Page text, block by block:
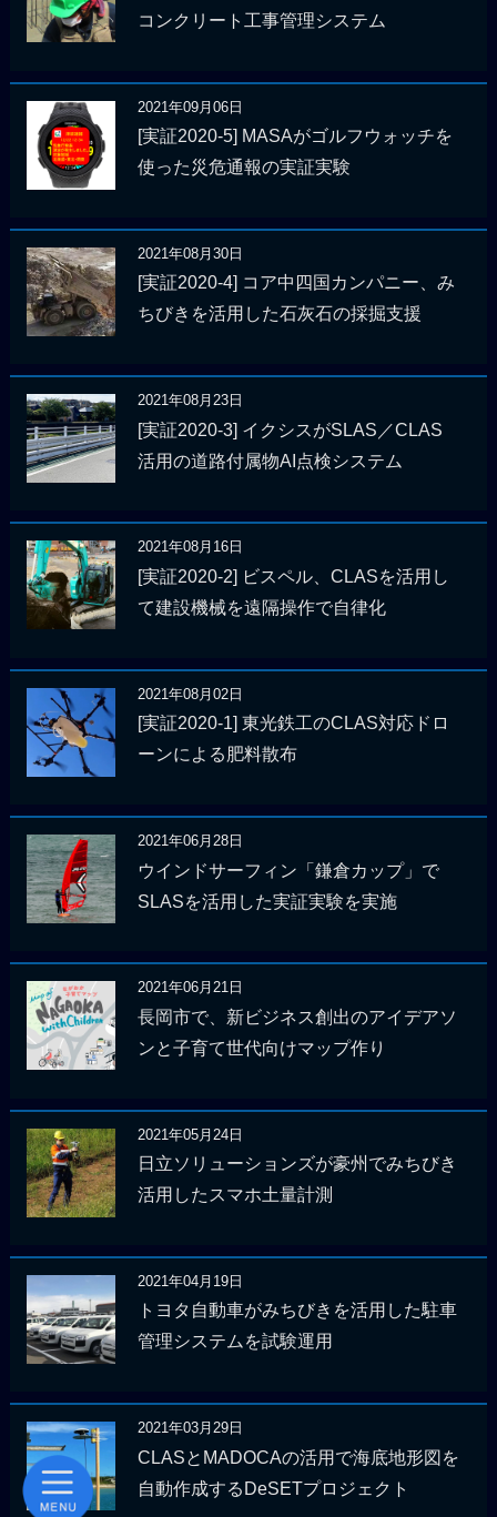
コンクリート工事管理システム
2021年09月06日
[実証2020-5] MASAがゴルフウォッチを
使った災危通報の実証実験
2021年08月30日
[実証2020-4] コア中四国カンパニー、み
ちびきを活用した石灰石の採掘支援
2021年08月23日
[実証2020-3] イクシスがSLAS／CLAS
活用の道路付属物AI点検システム
2021年08月16日
[実証2020-2] ビスペル、CLASを活用し
て建設機械を遠隔操作で自律化
2021年08月02日
[実証2020-1] 東光鉄工のCLAS対応ドロ
ーンによる肥料散布
2021年06月28日
ウインドサーフィン「鎌倉カップ」で
SLASを活用した実証実験を実施
2021年06月21日
長岡市で、新ビジネス創出のアイデアソ
ンと子育て世代向けマップ作り
2021年05月24日
日立ソリューションズが豪州でみちびき
活用したスマホ土量計測
2021年04月19日
トヨタ自動車がみちびきを活用した駐車
管理システムを試験運用
2021年03月29日
CLASとMADOCAの活用で海底地形図を
自動作成するDeSETプロジェクト